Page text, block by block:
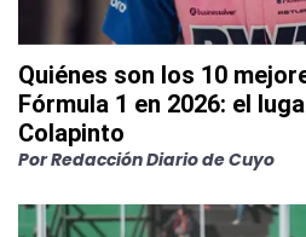
Quiénes son los 10
Fórmula 1 en 2026: el
Colapinto
PorRedacción Diario de Cuyo